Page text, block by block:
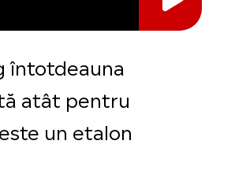
întotdeauna
atât pentru
un etalon